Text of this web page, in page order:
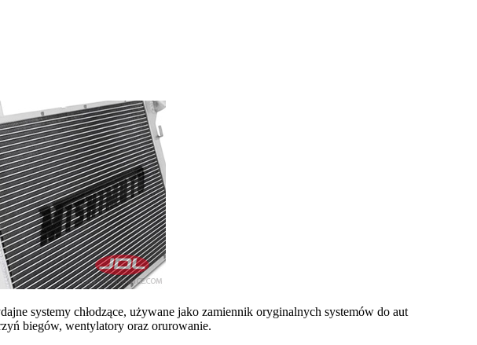
systemy chłodzące, używane jako zamiennik oryginalnych systemów do aut
biegów, wentylatory oraz orurowanie.